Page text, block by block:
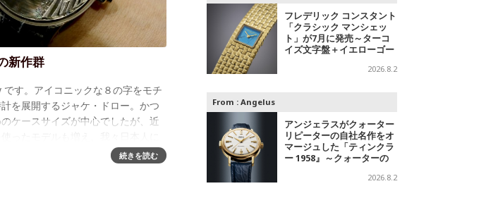
新作群
です。アイコニックな８の字をモチ
を展開するジャケ・ドロー。かつ
ケースサイズが中心でしたが、近
続きを読む
フレデリック コンスタント
「クラシック マンシェッ
ト」が7月に発売～ターコ
イズ文字盤＋イエローゴー
字盤＋スチールの2モデル
2026.8.2
From : Angelus
アンジェラスがクォーター
リピーターの自社名作をオ
マージュした「ティンクラ
ー 1958』～クォーターの
2026.8.2